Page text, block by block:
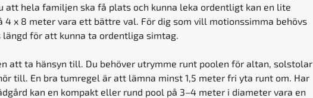
att hela familjen ska få plats och kunna leka ordentligt kan en lite
4 x 8 meter vara ett bättre val. För dig som vill motionssimma behövs
längd för att kunna ta ordentliga simtag.
att ta hänsyn till. Du behöver utrymme runt poolen för altan, solstolar
till. En bra tumregel är att lämna minst 1,5 meter fri yta runt om. Har
kan en kompakt eller rund pool på 3–4 meter i diameter vara en